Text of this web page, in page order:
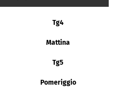
Tg4
Mattina
Tg5
Pomeriggio